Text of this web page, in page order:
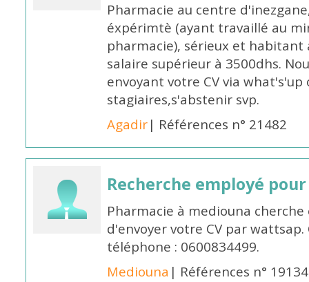
Pharmacie au centre
éxpérimtè (ayant travaillé au
pharmacie), sérieux et habitant
salaire supérieur à 3500dhs.
envoyant votre CV via
stagiaires,s'abstenir svp.
Agadir| Références n° 21482
Recherche employé
Pharmacie à mediouna
d'envoyer votre CV par
téléphone : 0600834499.
Mediouna | Références n° 19134